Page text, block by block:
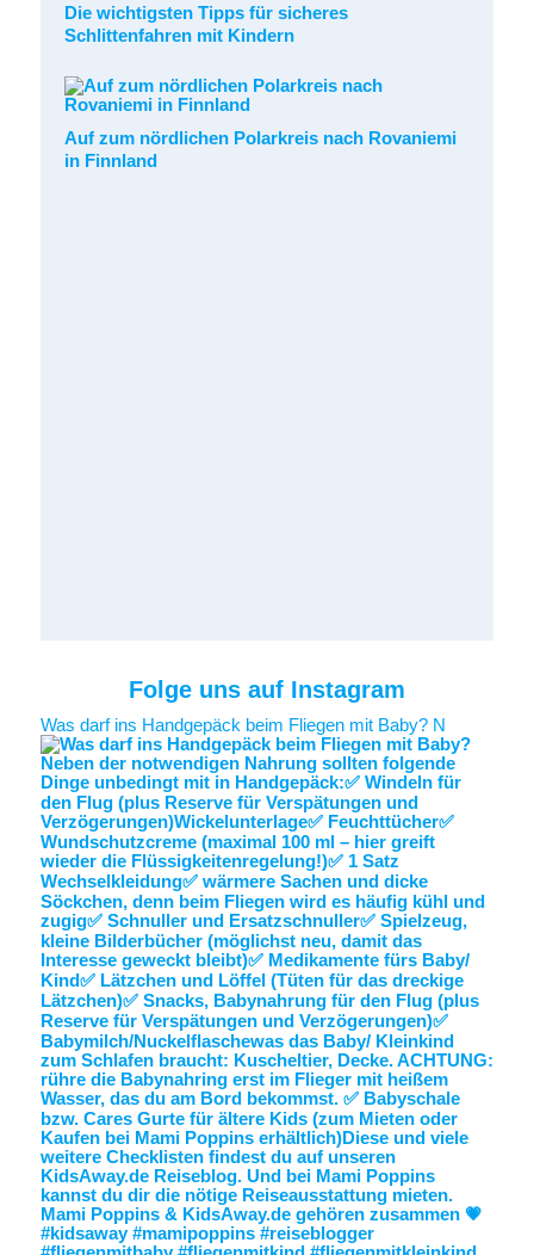
Die wichtigsten Tipps für sicheres
Schlittenfahren mit Kindern
Auf zum nördlichen Polarkreis nach Rovaniemi
in Finnland
Folge uns auf Instagram
Was darf ins Handgepäck beim Fliegen mit Baby? N